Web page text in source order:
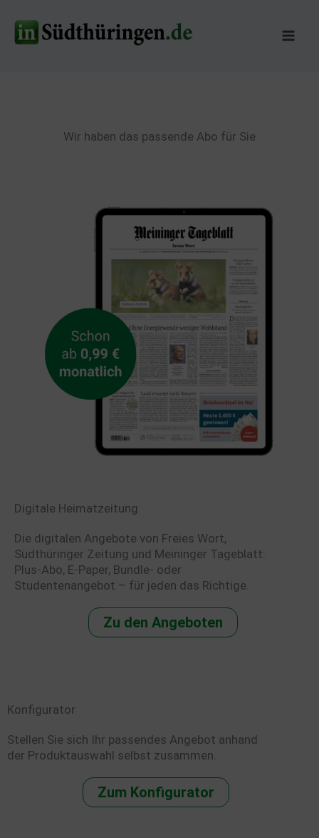
Inhalt
springen
Wir haben das passende Abo für Sie
Digitale Heimatzeitung
Die digitalen Angebote von Freies Wort,
Südthüringer Zeitung und Meininger Tageblatt:
Plus-Abo, E-Paper, Bundle- oder
Studentenangebot – für jeden das Richtige.
Zu den Angeboten
Konfigurator
Stellen Sie sich Ihr passendes Angebot anhand
der Produktauswahl selbst zusammen.
Zum Konfigurator